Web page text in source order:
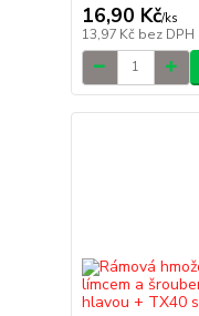
16,90 Kč/ks
13,97 Kč bez DPH